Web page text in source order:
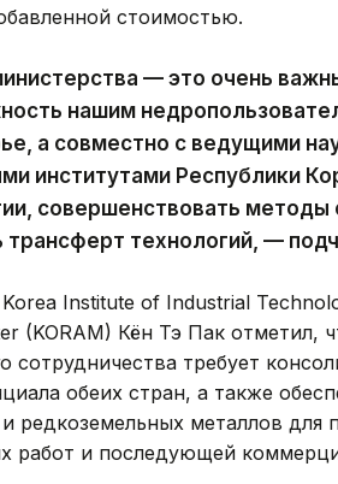
стоимостью.
— это очень
нашим
а совместно с ведущими
институтами Республики
совершенствовать методы
трансферт технологий, —
Institute of Industrial
(KORAM) Кён Тэ Пак отметил,
сотрудничества требует
обеих стран, а также
редкоземельных металлов для
работ и последующей